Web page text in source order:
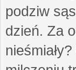
podziw
dzień. Za